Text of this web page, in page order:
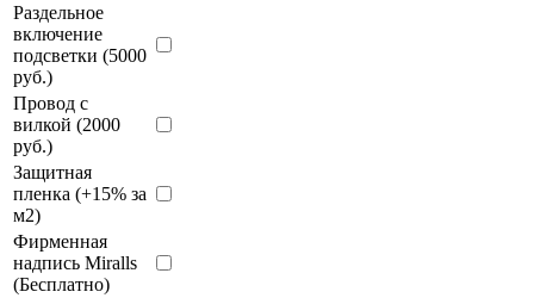
Раздельное
включение
подсветки (5000
руб.)
Провод с
вилкой (2000
руб.)
Защитная
пленка (+15% за
м2)
Фирменная
надпись Miralls
(Бесплатно)